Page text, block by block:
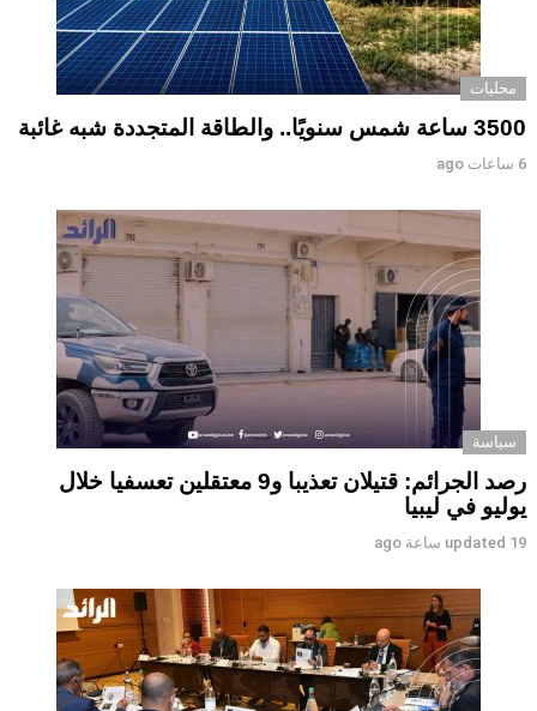
محليات
3500 ساعة شمس سنويًا.. والطاقة المتجددة شبه غائبة
6 ساعات ago
سياسة
رصد الجرائم: قتيلان تعذيبا و9 معتقلين تعسفيا خلال
يوليو في ليبيا
updated 19 ساعة ago